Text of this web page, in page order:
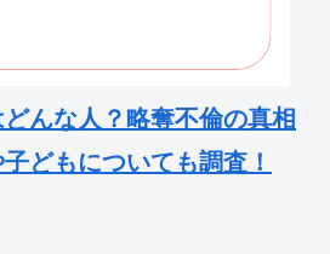
んな人？略奪不倫の真相
どもについても調査！